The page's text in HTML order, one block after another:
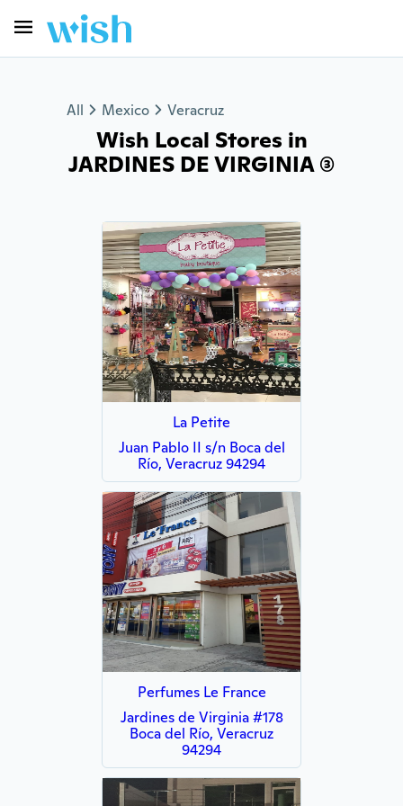
All Mexico Veracruz
Wish Local Stores in
JARDINES DE VIRGINIA (3)
La Petite
Juan Pablo II s/n Boca del
Río, Veracruz 94294
Perfumes Le France
Jardines de Virginia #178
Boca del Río, Veracruz
94294